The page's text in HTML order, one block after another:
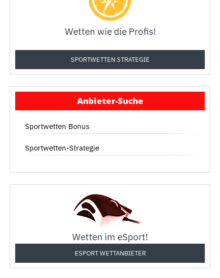
Wetten wie die Profis!
SPORTWETTEN STRATEGIE
Anbieter-Suche
Sportwetten Bonus
Sportwetten-Strategie
Wetten im eSport!
ESPORT WETTANBIETER